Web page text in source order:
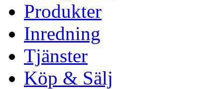
Produkter
Inredning
Tjänster
Köp & Sälj